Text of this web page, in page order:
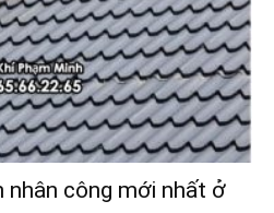
nhân công mới nhất ở